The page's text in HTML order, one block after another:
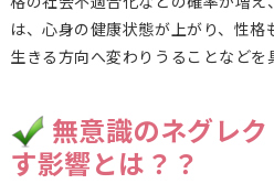
は、心身の健康状態が上がり、性
生きる方向へ変わりうることなどを
無意識のネグレ
す影響とは？？